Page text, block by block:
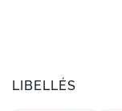
LIBELLÉS